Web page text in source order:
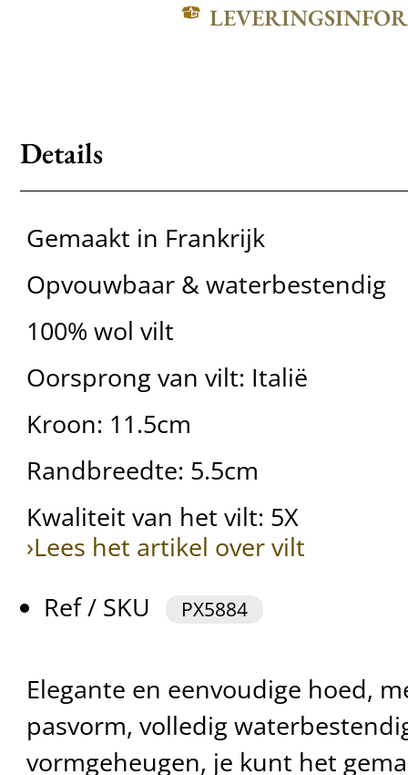
Details
Gemaakt in Frankrijk
Opvouwbaar & waterbestendig
100% wol vilt
Oorsprong van vilt: Italië
Kroon: 11.5cm
Randbreedte: 5.5cm
Kwaliteit van het vilt: 5X
›Lees het artikel over vilt
Ref / SKU
PX5884
Elegante en eenvoudige hoed,
pasvorm, volledig
vormgeheugen, je kunt het